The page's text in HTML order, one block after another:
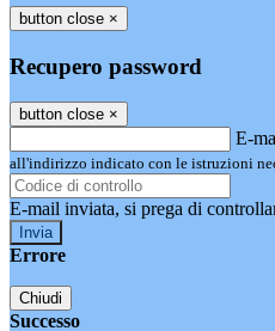
button close ×
Recupero password
button close ×
E-
all'indirizzo indicato con le istruzioni
E-mail inviata, si prega di
Errore
Chiudi
Successo